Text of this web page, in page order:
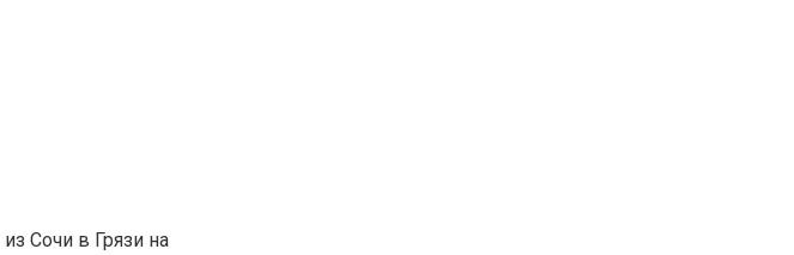
из Сочи в Грязи на